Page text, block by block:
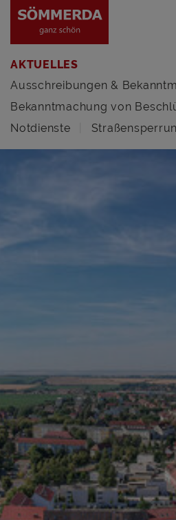
AKTUELLES
Ausschreibungen &
Bekanntmachung von
Notdienste